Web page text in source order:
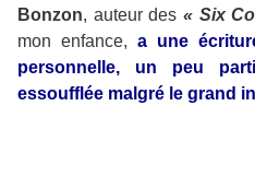
Bonzon, auteur des « Six
mon enfance, a une
personnelle, un peu
essoufflée malgré le grand